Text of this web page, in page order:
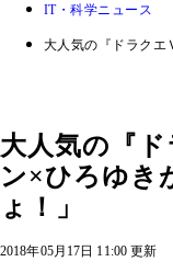
IT・科学ニュース
大人気の『ドラクエ
大人気の『
ン×ひろゆき
ょ！」
2018年05月17日 11:00 更新